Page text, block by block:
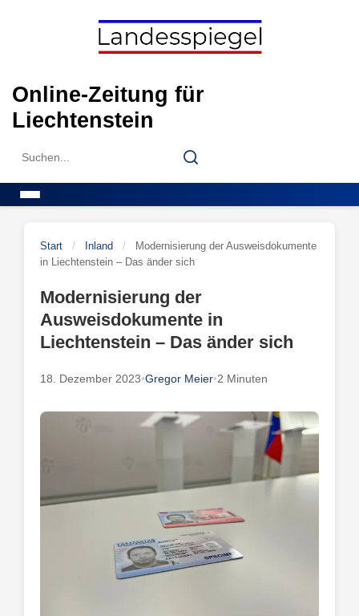
Online-Zeitung für
Liechtenstein
Search
Search
Start / Inland /
Modernisierung der Ausweisdokumente
in Liechtenstein – Das änder sich
Modernisierung der
Ausweisdokumente in
Liechtenstein – Das änder sich
18. Dezember 2023•Gregor Meier•2 Minuten